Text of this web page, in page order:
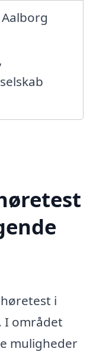
i
I området
muligheder